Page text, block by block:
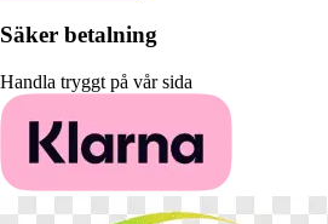
Säker betalning
Handla tryggt på vår sida